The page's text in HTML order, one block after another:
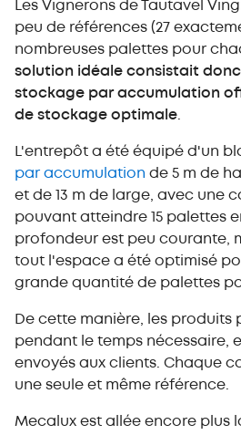
Les Vignerons de Tautavel
peu de références (27
nombreuses palettes pour
solution idéale consistait
stockage par accumulation
de stockage optimale
L'entrepôt a été équipé d'un
par accumulation de 5 m de
et de 13 m de large, avec une
pouvant atteindre 15 palettes
profondeur est peu courante,
tout l'espace a été optimisé
grande quantité de palettes
De cette manière, les produits
pendant le temps nécessaire,
envoyés aux clients. Chaque
une seule et même référence.
Mecalux est allée encore plus